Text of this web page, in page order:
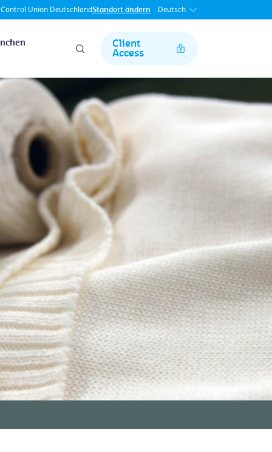
Control Union DeutschlandStandort ändern Deutsch
Client
Access